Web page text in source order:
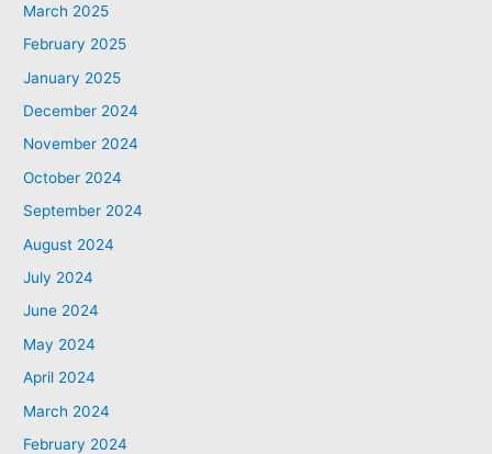
March 2025
February 2025
January 2025
December 2024
November 2024
October 2024
September 2024
August 2024
July 2024
June 2024
May 2024
April 2024
March 2024
February 2024